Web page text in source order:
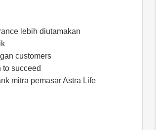
lebih diutamakan
customers
to succeed
mitra pemasar Astra Life